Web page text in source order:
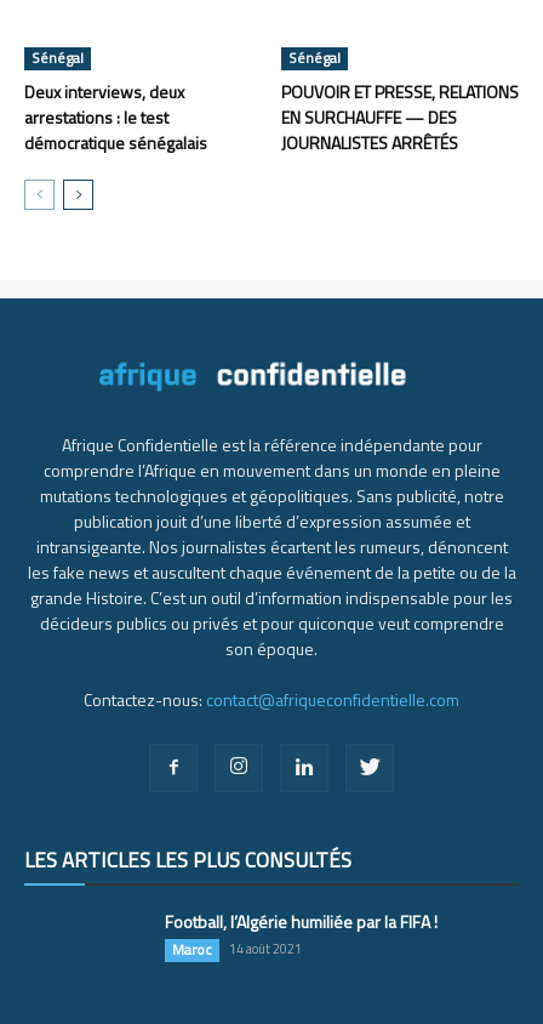
Sénégal
Deux interviews, deux
arrestations : le test
démocratique sénégalais
Sénégal
POUVOIR ET PRESSE, RELATIONS
EN SURCHAUFFE — DES
JOURNALISTES ARRÊTÉS
Afrique Confidentielle est la référence indépendante pour
comprendre l’Afrique en mouvement dans un monde en pleine
mutations technologiques et géopolitiques. Sans publicité, notre
publication jouit d’une liberté d’expression assumée et
intransigeante. Nos journalistes écartent les rumeurs, dénoncent
les fake news et auscultent chaque événement de la petite ou de la
grande Histoire. C’est un outil d’information indispensable pour les
décideurs publics ou privés et pour quiconque veut comprendre
son époque.
Contactez-nous: contact@afriqueconfidentielle.com
LES ARTICLES LES PLUS CONSULTÉS
Football, l’Algérie humiliée par la FIFA !
Maroc 14 août 2021